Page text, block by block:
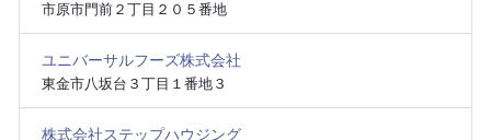
市原市門前２丁目２０５番地
ユニバーサルフーズ株式会社
東金市八坂台３丁目１番地３
株式会社ステップハウジング